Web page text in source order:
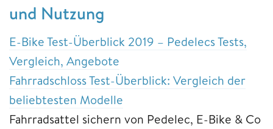
und Nutzung
E-Bike Test-Überblick 2019 – Pedelecs Tests,
Vergleich, Angebote
Fahrradschloss Test-Überblick: Vergleich der
beliebtesten Modelle
Fahrradsattel sichern von Pedelec, E-Bike & Co